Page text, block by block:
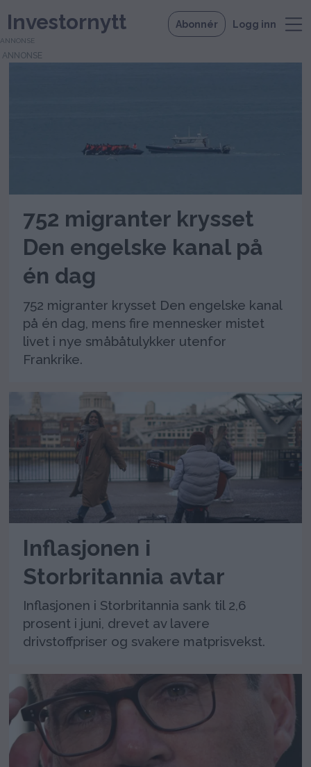
Investornytt Abonnér Logg inn
ANNONSE
752 migranter krysset
Den engelske kanal på
én dag
752 migranter krysset Den engelske kanal
på én dag, mens fire mennesker mistet
livet i nye småbåtulykker utenfor
Frankrike.
Inflasjonen i
Storbritannia avtar
Inflasjonen i Storbritannia sank til 2,6
prosent i juni, drevet av lavere
drivstoffpriser og svakere matprisvekst.